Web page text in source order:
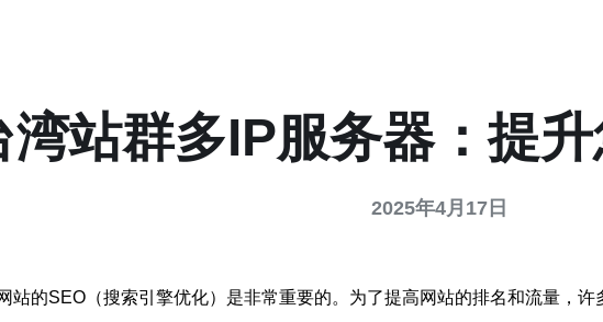
湾站群多IP服务器：提
2025年4月17日
站的SEO（搜索引擎优化）是非常重要的。为了提高网站的排名和流量，